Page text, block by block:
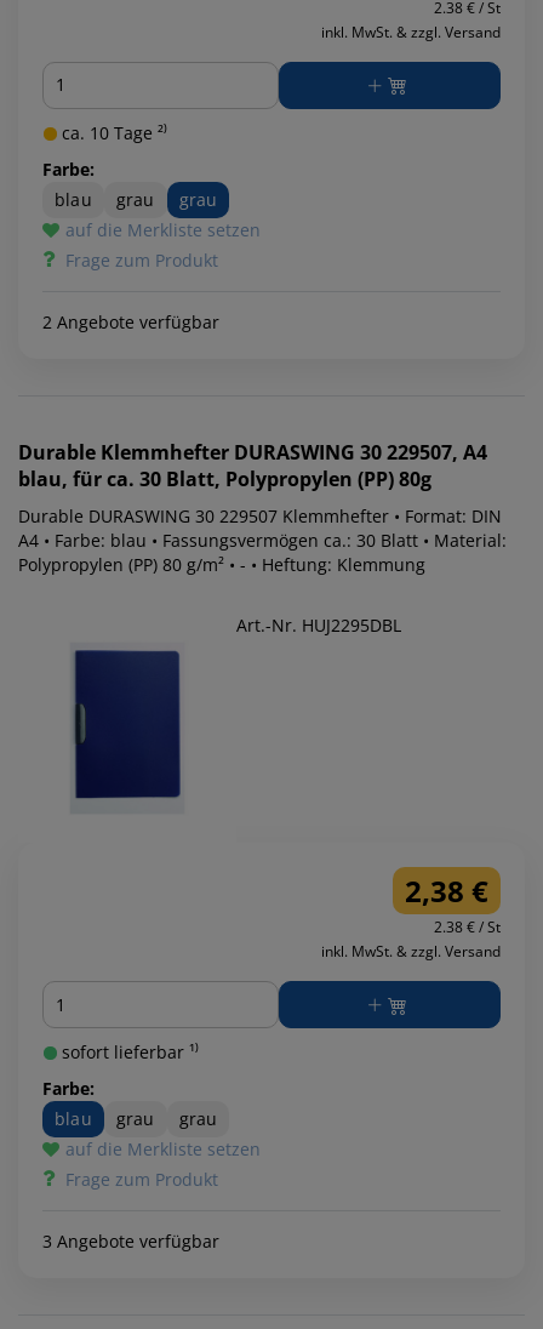
2.38 € / St
inkl. MwSt. & zzgl. Versand
Menge
ca. 10 Tage ²⁾
Farbe:
blau
grau
grau
auf die Merkliste setzen
Frage zum Produkt
2 Angebote verfügbar
Durable Klemmhefter DURASWING 30 229507, A4
blau, für ca. 30 Blatt, Polypropylen (PP) 80g
Durable DURASWING 30 229507 Klemmhefter • Format: DIN
A4 • Farbe: blau • Fassungsvermögen ca.: 30 Blatt • Material:
Polypropylen (PP) 80 g/m² • - • Heftung: Klemmung
Art.-Nr. HUJ2295DBL
2,38 €
2.38 € / St
inkl. MwSt. & zzgl. Versand
Menge
sofort lieferbar ¹⁾
Farbe:
blau
grau
grau
auf die Merkliste setzen
Frage zum Produkt
3 Angebote verfügbar